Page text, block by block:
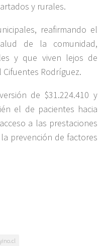
y rurales.
reafirmando el
de la comunidad,
y que viven lejos de
Rodríguez.
de $31.224.410 y
el de pacientes hacia
a las prestaciones
prevención de factores